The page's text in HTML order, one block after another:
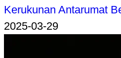
Kerukunan Antarumat
2025-03-29